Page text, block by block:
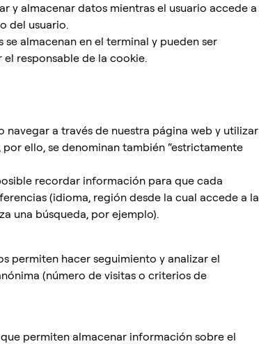
y almacenar datos mientras el usuario accede a
del usuario.
almacenan en el terminal y pueden ser
responsable de la cookie.
navegar a través de nuestra página web y utilizar
ello, se denominan también “estrictamente
recordar información para que cada
(idioma, región desde la cual accede a la
una búsqueda, por ejemplo).
permiten hacer seguimiento y analizar el
(número de visitas o criterios de
permiten almacenar información sobre el